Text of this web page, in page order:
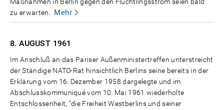
zu erwarten.
Mehr
8. AUGUST 1961
Im Anschluß an das Pariser Außenministertreffen unterstreicht
der Ständige NATO-Rat hinsichtlich Berlins seine bereits in der
Erklärung vom 16. Dezember 1958 dargelegte und im
Abschlusskommuniqué vom 10. Mai 1961 wiederholte
Entschlossenheit, "die Freiheit Westberlins und seiner